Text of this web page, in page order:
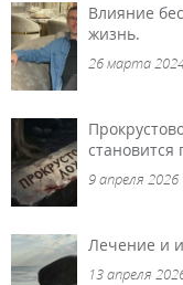
Влияние
жизнь.
26 марта
становится
9 апреля 2026
Лечение и
13 апреля